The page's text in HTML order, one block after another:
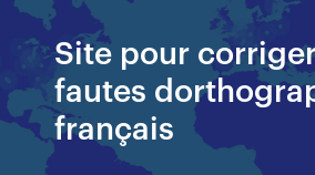
Site pour
fautes
français